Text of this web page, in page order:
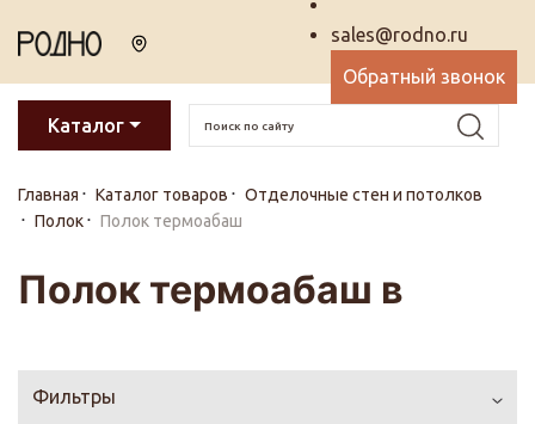
sales@rodno.ru
Обратный звонок
Каталог
Главная Каталог товаров
Отделочные стен и потолков
Полок
Полок термоабаш
Полок термоабаш в
Фильтры